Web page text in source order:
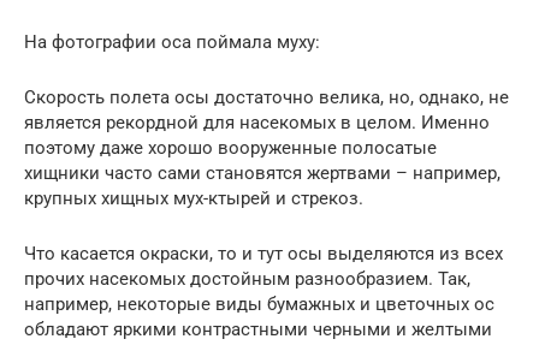
На фотографии оса поймала муху:
Скорость полета осы достаточно велика, но, однако, не
является рекордной для насекомых в целом. Именно
поэтому даже хорошо вооруженные полосатые
хищники часто сами становятся жертвами – например,
крупных хищных мух-ктырей и стрекоз.
Что касается окраски, то и тут осы выделяются из всех
прочих насекомых достойным разнообразием. Так,
например, некоторые виды бумажных и цветочных ос
обладают яркими контрастными черными и желтыми